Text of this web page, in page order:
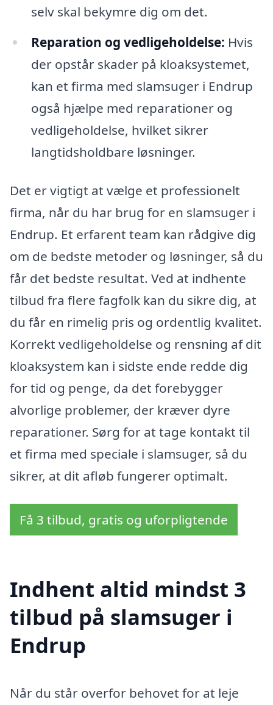
selv skal bekymre dig om det.
Reparation og vedligeholdelse: Hvis
der opstår skader på kloaksystemet,
kan et firma med slamsuger i Endrup
også hjælpe med reparationer og
vedligeholdelse, hvilket sikrer
langtidsholdbare løsninger.
Det er vigtigt at vælge et professionelt
firma, når du har brug for en slamsuger i
Endrup. Et erfarent team kan rådgive dig
om de bedste metoder og løsninger, så du
får det bedste resultat. Ved at indhente
tilbud fra flere fagfolk kan du sikre dig, at
du får en rimelig pris og ordentlig kvalitet.
Korrekt vedligeholdelse og rensning af dit
kloaksystem kan i sidste ende redde dig
for tid og penge, da det forebygger
alvorlige problemer, der kræver dyre
reparationer. Sørg for at tage kontakt til
et firma med speciale i slamsuger, så du
sikrer, at dit afløb fungerer optimalt.
Få 3 tilbud, gratis og uforpligtende
Indhent altid mindst 3
tilbud på slamsuger i
Endrup
Når du står overfor behovet for at leje